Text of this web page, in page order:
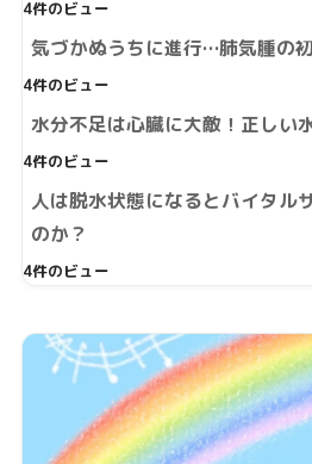
4件のビュー
気づかぬうちに進行…肺気腫の
4件のビュー
水分不足は心臓に大敵！正しい
4件のビュー
人は脱水状態になるとバイタル
のか？
4件のビュー